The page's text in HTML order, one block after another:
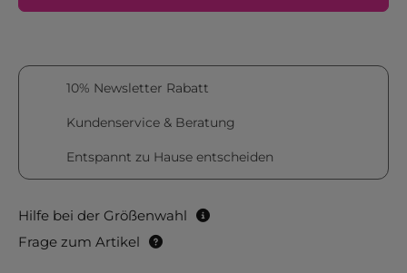
10% Newsletter Rabatt
Kundenservice & Beratung
Entspannt zu Hause entscheiden
Hilfe bei der Größenwahl
Frage zum Artikel